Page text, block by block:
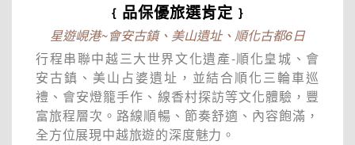
﹛品保優旅選肯定﹜
星遊峴港~會安古鎮、美山遺址、順化古都6日
行程串聯中越三大世界文化遺產-順化皇城、會
安古鎮、美山占婆遺址，並結合順化三輪車巡
禮、會安燈籠手作、線香村探訪等文化體驗，豐
富旅程層次。路線順暢、節奏舒適、內容飽滿，
全方位展現中越旅遊的深度魅力。